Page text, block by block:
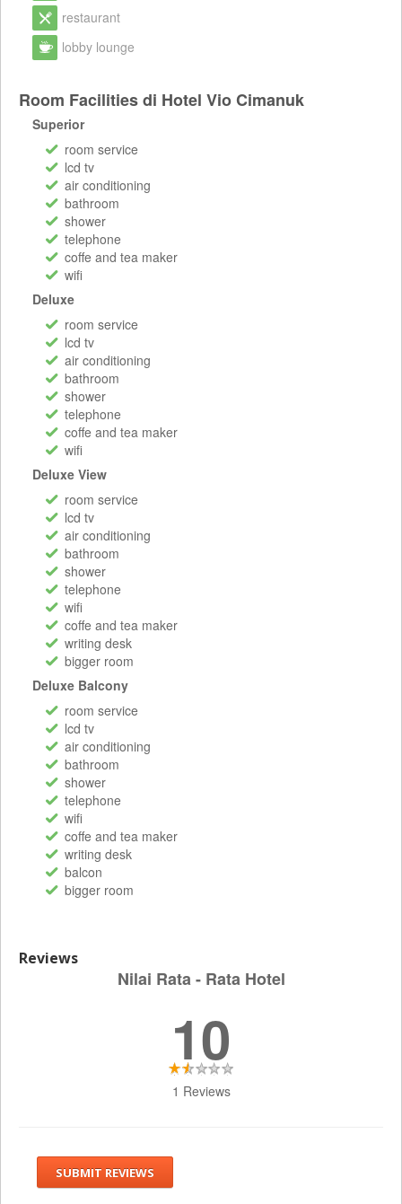
restaurant
lobby lounge
Room Facilities di Hotel Vio Cimanuk
Superior
room service
lcd tv
air conditioning
bathroom
shower
telephone
coffe and tea maker
wifi
Deluxe
room service
lcd tv
air conditioning
bathroom
shower
telephone
coffe and tea maker
wifi
Deluxe View
room service
lcd tv
air conditioning
bathroom
shower
telephone
wifi
coffe and tea maker
writing desk
bigger room
Deluxe Balcony
room service
lcd tv
air conditioning
bathroom
shower
telephone
wifi
coffe and tea maker
writing desk
balcon
bigger room
Reviews
Nilai Rata - Rata Hotel
10
1 Reviews
SUBMIT REVIEWS